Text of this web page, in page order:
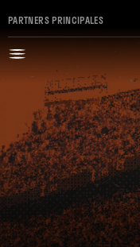
PARTNERS PRINCIPALES